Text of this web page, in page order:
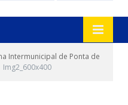
Intermunicipal de Ponta de
Img2_600x400